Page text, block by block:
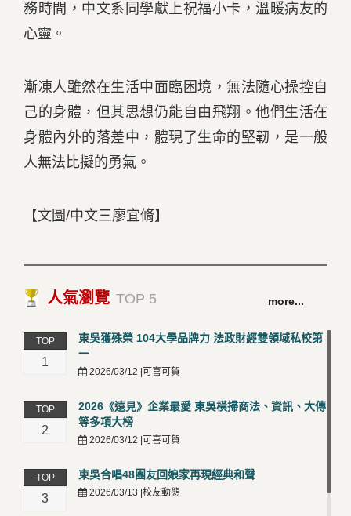
務時間，中文系同學獻上祝福小卡，溫暖病友的
心靈。
漸凍人雖然在生活中面臨困境，無法隨心操控自
己的身體，但其思想仍能自由飛翔。他們生活在
身體內外的落差中，體現了生命的堅韌，是一般
人無法比擬的勇氣。
【文圖/中文三廖宜脩】
人氣瀏覽 TOP 5 more...
TOP
1
東吳獲殊榮 104大學品牌力 法政財經雙領域私校第
一
2026/03/12 |可喜可賀
TOP
2
2026《遠見》企業最愛 東吳橫掃商法、資訊、大傳
等多項大榜
2026/03/12 |可喜可賀
TOP
3
東吳合唱48團友回娘家再現經典和聲
2026/03/13 |校友動態